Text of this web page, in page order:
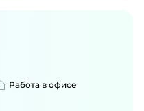
Работа в офисе